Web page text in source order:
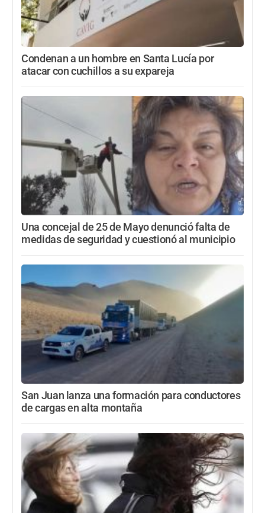
Condenan a un hombre en Santa Lucía por
atacar con cuchillos a su expareja
Una concejal de 25 de Mayo denunció falta de
medidas de seguridad y cuestionó al municipio
San Juan lanza una formación para conductores
de cargas en alta montaña